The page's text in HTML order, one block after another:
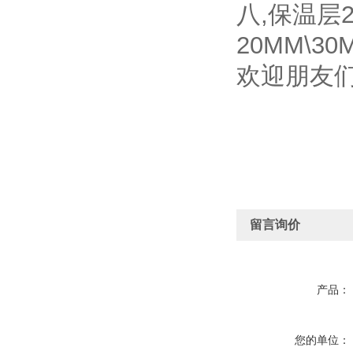
八,保温层
欢迎朋友
留言询价
产品：
您的单位：